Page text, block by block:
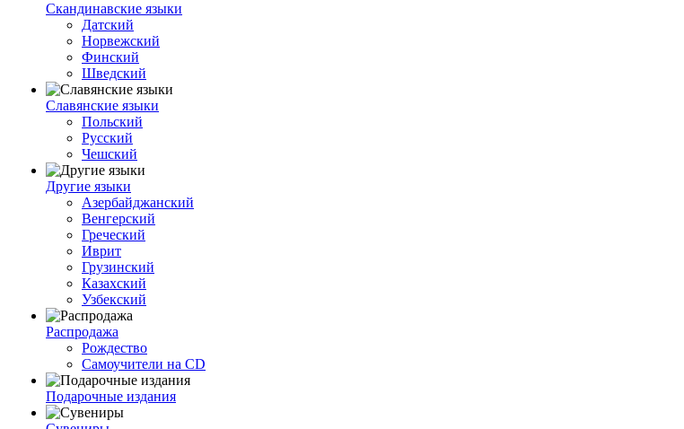
Скандинавские языки
Датский
Норвежский
Финский
Шведский
Славянские языки
Польский
Русский
Чешский
Другие языки
Азербайджанский
Венгерский
Греческий
Иврит
Грузинский
Казахский
Узбекский
Распродажа
Рождество
Самоучители на CD
Подарочные издания